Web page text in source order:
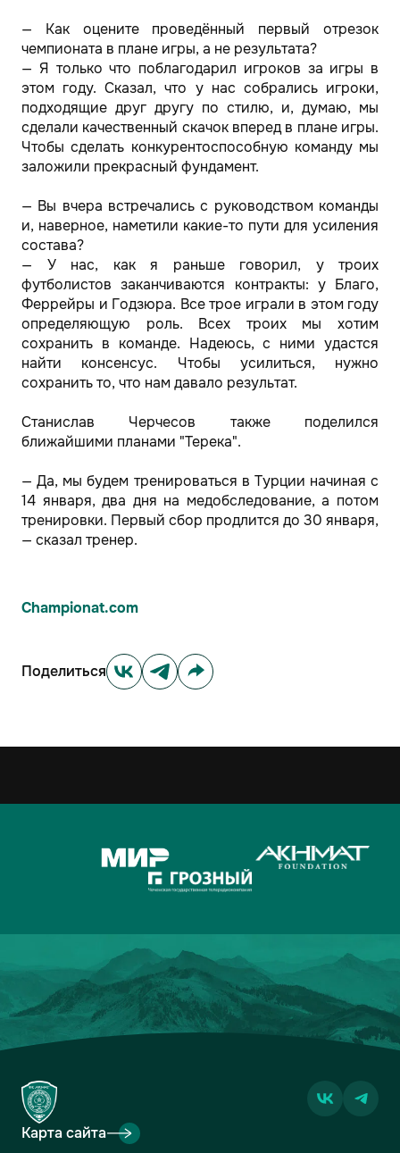
— Как оцените проведённый первый отрезок
чемпионата в плане игры, а не результата?
— Я только что поблагодарил игроков за игры в
этом году. Сказал, что у нас собрались игроки,
подходящие друг другу по стилю, и, думаю, мы
сделали качественный скачок вперед в плане игры.
Чтобы сделать конкурентоспособную команду мы
заложили прекрасный фундамент.
— Вы вчера встречались с руководством команды
и, наверное, наметили какие-то пути для усиления
состава?
— У нас, как я раньше говорил, у троих
футболистов заканчиваются контракты: у Благо,
Феррейры и Годзюра. Все трое играли в этом году
определяющую роль. Всех троих мы хотим
сохранить в команде. Надеюсь, с ними удастся
найти консенсус. Чтобы усилиться, нужно
сохранить то, что нам давало результат.
Станислав Черчесов также поделился
ближайшими планами "Терека".
— Да, мы будем тренироваться в Турции начиная с
14 января, два дня на медобследование, а потом
тренировки. Первый сбор продлится до 30 января,
— сказал тренер.
Championat.com
Поделиться
Карта сайта